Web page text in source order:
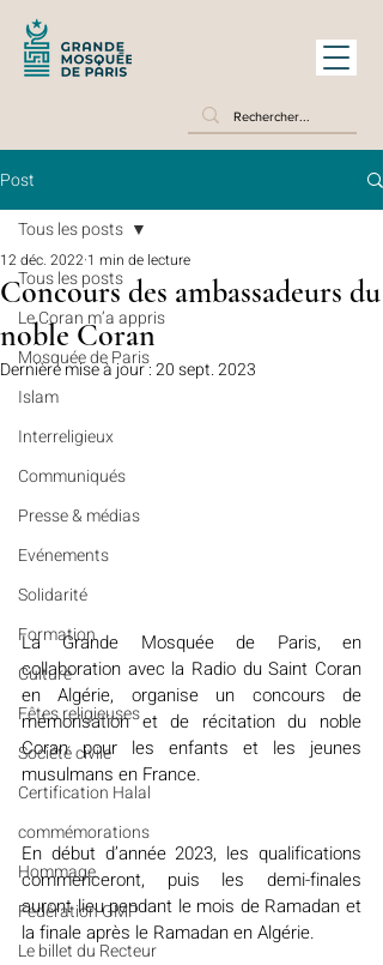
Post
Tous les posts
Le Coran m’a appris
Mosquée de Paris
Islam
Interreligieux
Communiqués
Presse & médias
Evénements
Solidarité
Formation
Culture
Fêtes religieuses
Société civile
Certification Halal
commémorations
Hommage
Fédération GMP
Le billet du Recteur
Tous les posts
Concours des ambassadeurs du
noble Coran
12 déc. 2022 1 min de lecture
Dernière mise à jour :20 sept. 2023
La Grande Mosquée de Paris, en
collaboration avec la Radio du Saint Coran
en Algérie, organise un concours de
mémorisation et de récitation du noble
Coran pour les enfants et les jeunes
musulmans en France.
En début d’année 2023, les qualifications
commenceront, puis les demi-finales
auront lieu pendant le mois de Ramadan et
la finale après le Ramadan en Algérie.